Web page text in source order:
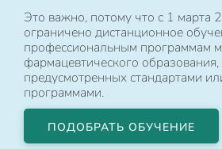
Это важно, потому что с 1 марта
ограничено дистанционное
профессиональным программам
фармацевтического
предусмотренных стандартами
программами.
ПОДОБРАТЬ ОБУЧЕНИЕ